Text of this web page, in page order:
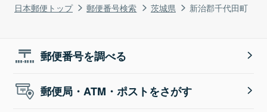
日本郵便トップ 郵便番号検索 茨城県 新治郡千代田町
郵便番号を調べる
郵便局・ATM・ポストをさがす